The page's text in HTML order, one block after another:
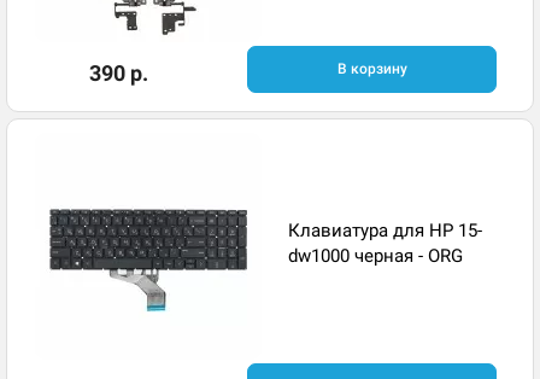
390 р. В корзину
Клавиатура для HP 15-
dw1000 черная - ORG